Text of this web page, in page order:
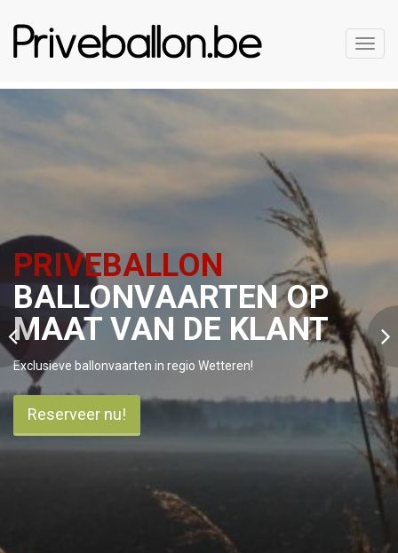
PRIVEBALLON
BALLONVAARTEN OP
MAAT VAN DE KLANT
Exclusieve ballonvaarten in regio Wetteren!
Reserveer nu!